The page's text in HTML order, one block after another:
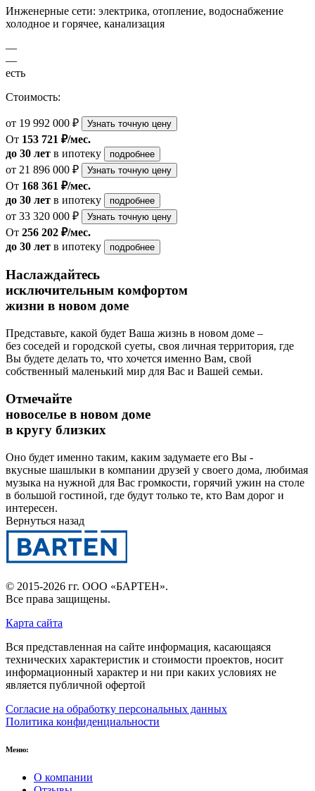
Инженерные сети: электрика, отопление, водоснабжение
холодное и горячее, канализация
—
—
есть
Стоимость:
от 19 992 000 ₽ Узнать точную цену
От 153 721 ₽/мес.
до 30 лет в ипотеку подробнее
от 21 896 000 ₽ Узнать точную цену
От 168 361 ₽/мес.
до 30 лет в ипотеку подробнее
от 33 320 000 ₽ Узнать точную цену
От 256 202 ₽/мес.
до 30 лет в ипотеку подробнее
Наслаждайтесь
исключительным комфортом
жизни в новом доме
Представьте, какой будет Ваша жизнь в новом доме –
без соседей и городской суеты, своя личная территория, где
Вы будете делать то, что хочется именно Вам, свой
собственный маленький мир для Вас и Вашей семьи.
Отмечайте
новоселье в новом доме
в кругу близких
Оно будет именно таким, каким задумаете его Вы -
вкусные шашлыки в компании друзей у своего дома, любимая
музыка на нужной для Вас громкости, горячий ужин на столе
в большой гостиной, где будут только те, кто Вам дорог и
интересен.
Вернуться назад
© 2015-2026 гг. ООО «БАРТЕН».
Все права защищены.
Карта сайта
Вся представленная на сайте информация, касающаяся
технических характеристик и стоимости проектов, носит
информационный характер и ни при каких условиях не
является публичной офертой
Согласие на обработку персональных данных
Политика конфиденциальности
Меню:
О компании